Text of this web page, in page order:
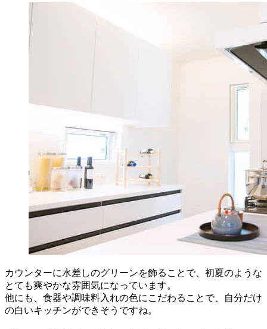
カウンターに水差しのグリーンを飾ることで、初夏のような
とても爽やかな雰囲気になっています。
他にも、食器や調味料入れの色にこだわることで、自分だけ
の白いキッチンができそうですね。